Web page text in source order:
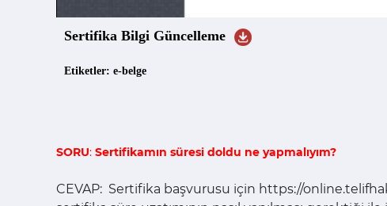
Sertifika Bilgi Güncelleme
Etiketler: e-belge
SORU: Sertifikamın süresi doldu ne yapmalıyım?
CEVAP: Sertifika başvurusu için https://